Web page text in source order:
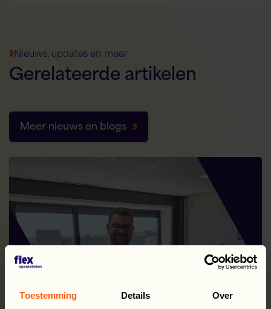
Toestemming Details Over
Nieuws, updates en meer
Gerelateerdeartikelen
Meer nieuws en blogs